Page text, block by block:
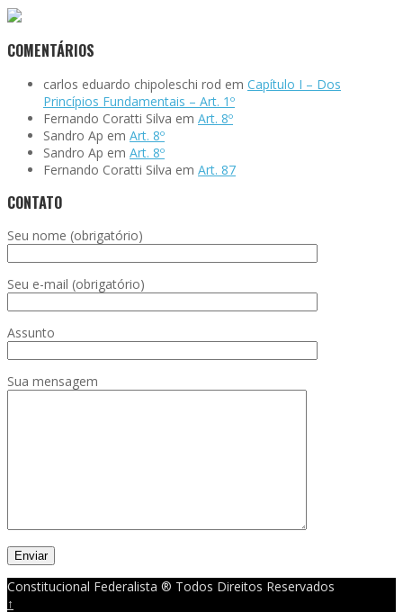
COMENTÁRIOS
carlos eduardo chipoleschi rod em Capítulo I – Dos
Princípios Fundamentais – Art. 1º
Fernando Coratti Silva em Art. 8º
Sandro Ap em Art. 8º
Sandro Ap em Art. 8º
Fernando Coratti Silva em Art. 87
CONTATO
Seu nome (obrigatório)
Seu e-mail (obrigatório)
Assunto
Sua mensagem
Constitucional Federalista ® Todos Direitos Reservados
↑